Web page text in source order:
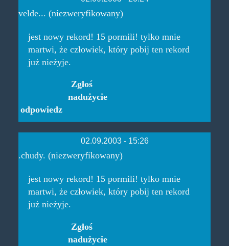
velde... (niezweryfikowany)
jest nowy rekord! 15 pormili! tylko mnie
martwi, że człowiek, który pobij ten rekord
już nieżyje.
odpowiedz
Zgłoś
nadużycie
02.09.2003 - 15:26
.chudy. (niezweryfikowany)
jest nowy rekord! 15 pormili! tylko mnie
martwi, że człowiek, który pobij ten rekord
już nieżyje.
Zgłoś
nadużycie